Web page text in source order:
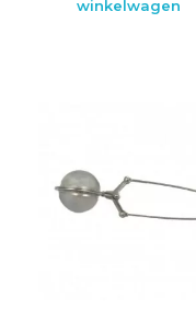
winkelwagen